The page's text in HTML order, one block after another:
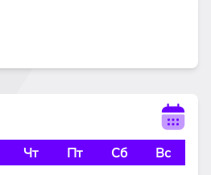
Чт Пт Сб Вс